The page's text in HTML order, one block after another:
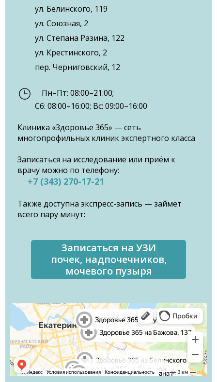
ул. Белинского, 119
ул. Союзная, 2
ул. Степана Разина, 122
ул. Крестинского, 2
пер. Черниговский, 12
Пн–Пт: 08:00–21:00;
Сб: 08:00–16:00; Вс: 09:00–16:00
Клиника «Здоровье 365» — сеть
многопрофильных клиник экспертного класса
Записаться на исследование или приём к
врачу можно по телефону:
+7 (343) 270-17-21
Также доступна экспресс-запись — займет
всего пару минут:
Записаться на УЗИ
почек, надпочечников,
мочевого пузыря